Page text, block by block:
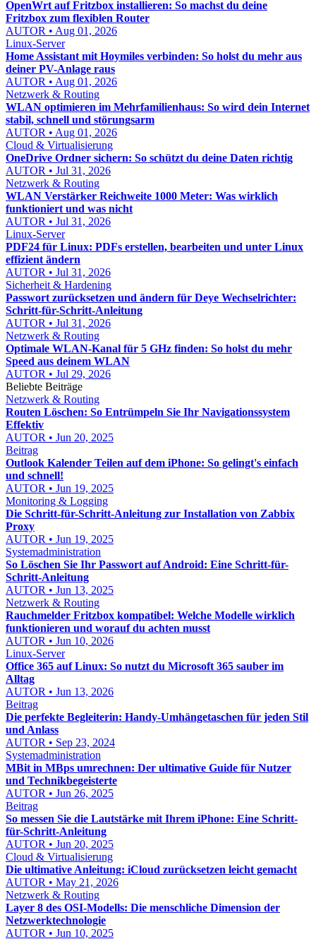
OpenWrt auf Fritzbox installieren: So machst du deine
Fritzbox zum flexiblen Router
AUTOR • Aug 01, 2026
Linux-Server
Home Assistant mit Hoymiles verbinden: So holst du mehr aus
deiner PV-Anlage raus
AUTOR • Aug 01, 2026
Netzwerk & Routing
WLAN optimieren im Mehrfamilienhaus: So wird dein Internet
stabil, schnell und störungsarm
AUTOR • Aug 01, 2026
Cloud & Virtualisierung
OneDrive Ordner sichern: So schützt du deine Daten richtig
AUTOR • Jul 31, 2026
Netzwerk & Routing
WLAN Verstärker Reichweite 1000 Meter: Was wirklich
funktioniert und was nicht
AUTOR • Jul 31, 2026
Linux-Server
PDF24 für Linux: PDFs erstellen, bearbeiten und unter Linux
effizient ändern
AUTOR • Jul 31, 2026
Sicherheit & Hardening
Passwort zurücksetzen und ändern für Deye Wechselrichter:
Schritt-für-Schritt-Anleitung
AUTOR • Jul 31, 2026
Netzwerk & Routing
Optimale WLAN-Kanal für 5 GHz finden: So holst du mehr
Speed aus deinem WLAN
AUTOR • Jul 29, 2026
Beliebte Beiträge
Netzwerk & Routing
Routen Löschen: So Entrümpeln Sie Ihr Navigationssystem
Effektiv
AUTOR • Jun 20, 2025
Beitrag
Outlook Kalender Teilen auf dem iPhone: So gelingt's einfach
und schnell!
AUTOR • Jun 19, 2025
Monitoring & Logging
Die Schritt-für-Schritt-Anleitung zur Installation von Zabbix
Proxy
AUTOR • Jun 19, 2025
Systemadministration
So Löschen Sie Ihr Passwort auf Android: Eine Schritt-für-
Schritt-Anleitung
AUTOR • Jun 13, 2025
Netzwerk & Routing
Rauchmelder Fritzbox kompatibel: Welche Modelle wirklich
funktionieren und worauf du achten musst
AUTOR • Jun 10, 2026
Linux-Server
Office 365 auf Linux: So nutzt du Microsoft 365 sauber im
Alltag
AUTOR • Jun 13, 2026
Beitrag
Die perfekte Begleiterin: Handy-Umhängetaschen für jeden Stil
und Anlass
AUTOR • Sep 23, 2024
Systemadministration
MBit in MBps umrechnen: Der ultimative Guide für Nutzer
und Technikbegeisterte
AUTOR • Jun 26, 2025
Beitrag
So messen Sie die Lautstärke mit Ihrem iPhone: Eine Schritt-
für-Schritt-Anleitung
AUTOR • Jun 20, 2025
Cloud & Virtualisierung
Die ultimative Anleitung: iCloud zurücksetzen leicht gemacht
AUTOR • May 21, 2026
Netzwerk & Routing
Layer 8 des OSI-Modells: Die menschliche Dimension der
Netzwerktechnologie
AUTOR • Jun 10, 2025